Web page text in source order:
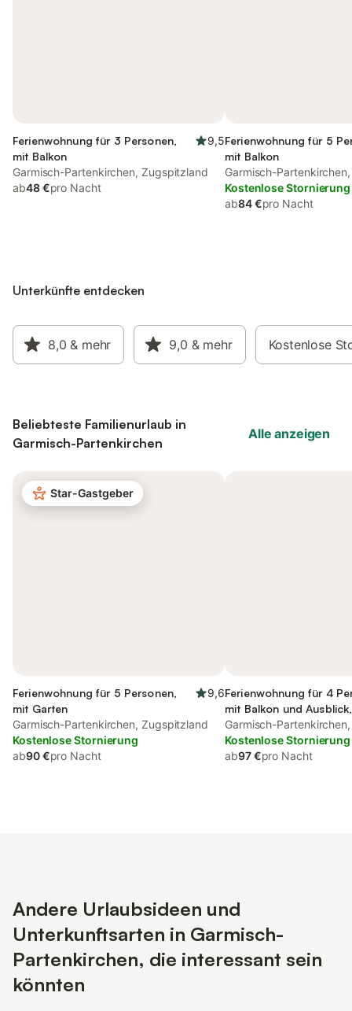
Ferienwohnung für 3 Personen,
mit Balkon
9,5
Garmisch-Partenkirchen, Zugspitzland
ab48 €pro Nacht
Ferienwohnung für 5
mit Balkon
Garmisch-
Alpen
Kostenlose Stornierung
ab84 €pro Nacht
Unterkünfte entdecken
8,0 & mehr 9,0 & mehr Kostenlose
Beliebteste Familienurlaub in
Garmisch-Partenkirchen
Alle anzeigen
Star-Gastgeber
Ferienwohnung für 5 Personen,
mit Garten
9,6
Garmisch-Partenkirchen, Zugspitzland
Kostenlose Stornierung
ab90 €pro Nacht
Ferienwohnung für 4
mit Balkon und
Haustier
Garmisch-
Kostenlose Stornierung
ab97 €pro Nacht
Andere Urlaubsideen und
Unterkunftsarten in Garmisch-
Partenkirchen, die interessant sein
könnten